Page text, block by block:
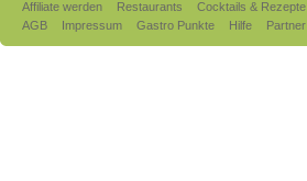
Affiliate werden Restaurants
Cocktails & Rezepte
AGB
Impressum Gastro Punkte Hilfe Partner